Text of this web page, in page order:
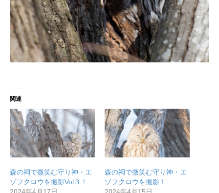
関連
森の祠で微笑む守り神・エ
ゾフクロウを撮影Vol３！
2024年4月17日
森の祠で微笑む守り神・エ
ゾフクロウを撮影！
2024年4月15日